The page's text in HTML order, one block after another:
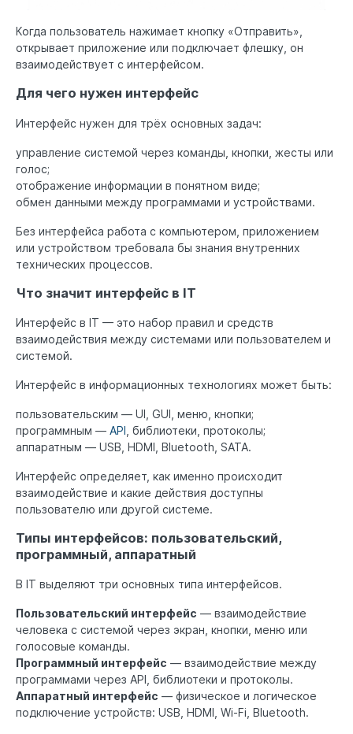
Когда пользователь нажимает кнопку «Отправить»,
открывает приложение или подключает флешку, он
взаимодействует с интерфейсом.
Для чего нужен интерфейс
Интерфейс нужен для трёх основных задач:
управление системой через команды, кнопки, жесты или
голос;
отображение информации в понятном виде;
обмен данными между программами и устройствами.
Без интерфейса работа с компьютером, приложением
или устройством требовала бы знания внутренних
технических процессов.
Что значит интерфейс в IT
Интерфейс в IT — это набор правил и средств
взаимодействия между системами или пользователем и
системой.
Интерфейс в информационных технологиях может быть:
пользовательским — UI, GUI, меню, кнопки;
программным — API , библиотеки, протоколы;
аппаратным — USB, HDMI, Bluetooth, SATA.
Интерфейс определяет, как именно происходит
взаимодействие и какие действия доступны
пользователю или другой системе.
Типы интерфейсов: пользовательский,
программный, аппаратный
В IT выделяют три основных типа интерфейсов.
Пользовательский интерфейс — взаимодействие
человека с системой через экран, кнопки, меню или
голосовые команды.
Программный интерфейс — взаимодействие между
программами через API, библиотеки и протоколы.
Аппаратный интерфейс — физическое и логическое
подключение устройств: USB, HDMI, Wi-Fi, Bluetooth.